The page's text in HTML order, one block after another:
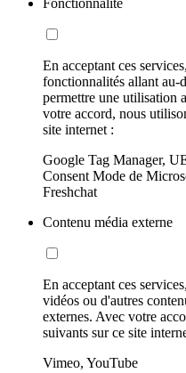
Fonctionnalité
En acceptant ces
fonctionnalités allant au-
permettre une utilisation
votre accord, nous
site internet :
Google Tag Manager,
Consent Mode de
Freshchat
Contenu média externe
En acceptant ces
vidéos ou d'autres
externes. Avec votre
suivants sur ce site
Vimeo, YouTube